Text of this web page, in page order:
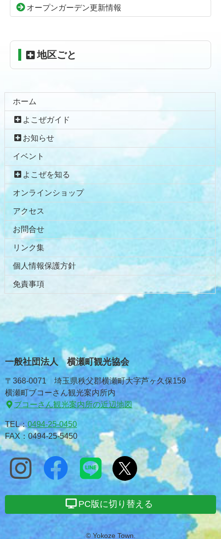
へ
る
オープンガーデン更新情報
地区ごと
ホーム
よこぜガイド
お知らせ
イベント
よこぜを知る
オンラインショップ
アクセス
お問合せ
リンク集
個人情報保護方針
免責事項
一般社団法人 横瀬町観光協会
〒368-0071 埼玉県秩父郡横瀬町大字芦ヶ久保159
横瀬町ブコーさん観光案内所内
ブコーさん観光案内所の近辺地図
TEL：0494-25-0450
FAX：0494-25-5450
PC版に切り替える
© Yokoze Town.